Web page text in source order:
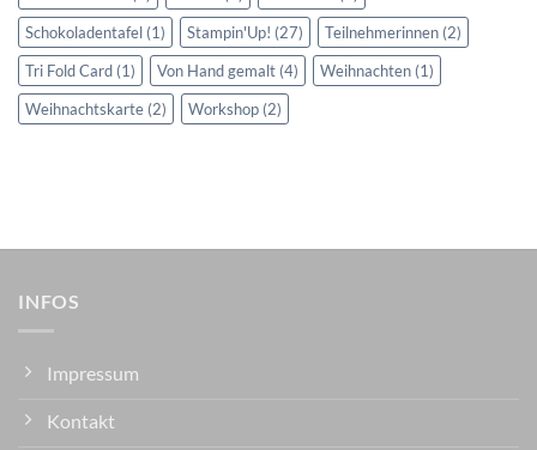
Schokoladentafel (1) Stampin'Up! (27) Teilnehmerinnen (2)
Tri Fold Card (1) Von Hand gemalt (4) Weihnachten (1)
Weihnachtskarte (2) Workshop (2)
INFOS
Impressum
Kontakt